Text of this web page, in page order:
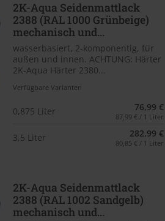
2K-Aqua Seidenmattlack
2388 (RAL 1000 Grünbeige)
mechanisch und...
wasserbasiert, 2-komponentig, für
außen und innen. ACHTUNG: Härter
2K-Aqua Härter 2380...
Verfügbare Varianten
0,875 Liter 76,99 €
87,99 € / 1 Liter
3,5 Liter 282,99 €
80,85 € / 1 Liter
2K-Aqua Seidenmattlack
2388 (RAL 1002 Sandgelb)
mechanisch und...